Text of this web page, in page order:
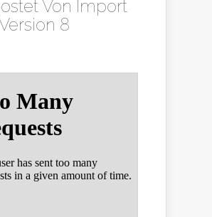
Von Import
8